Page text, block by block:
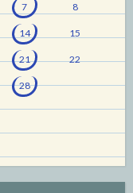
7 8
14 15
21 22
28